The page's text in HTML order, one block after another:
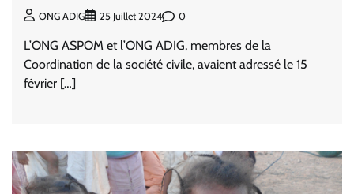
ONG ADIG 25 Juillet 2024 0
L’ONG ASPOM et l’ONG ADIG, membres de la
Coordination de la société civile, avaient adressé le 15
février […]